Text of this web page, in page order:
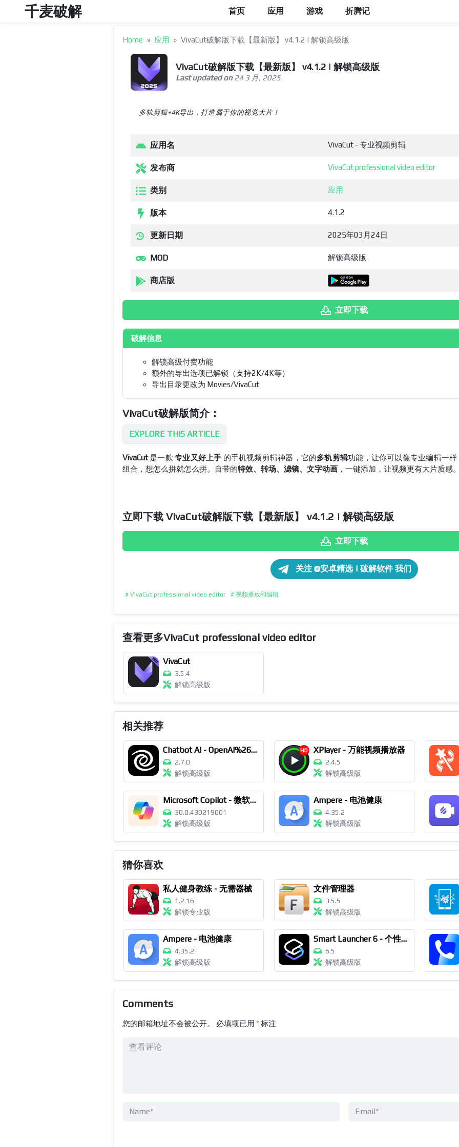
千麦破解 首页 应用 游戏 折腾记
Home 应用 VivaCut破解版下载【最新版】 v4.1.2 | 解锁高级版
VivaCut破解版下载【最新版】 v4.1.2 | 解锁高级版
Last updated on24 3 月, 2025
多轨剪辑+4K导出，打造属于你的视觉大片！
应用名 VivaCut - 专业视频剪辑
发布商 VivaCut professional video editor
类别 应用
版本 4.1.2
更新日期 2025年03月24日
MOD 解锁高级版
商店版
立即下载
破解信息
解锁高级付费功能
额外的导出选项已解锁（支持2K/4K等）
导出目录更改为 Movies/VivaCut
​​VivaCut破解版简介：
EXPLORE THIS ARTICLE
VivaCut是一款专业又好上手 的手机视频剪辑神器，它的多轨剪辑功能，让你可以像专业编辑一
组合，想怎么拼就怎么拼。自带的特效、转场、滤镜、文字动画 ，一键添加，让视频更有大片质感
立即下载 VivaCut破解版下载【最新版】 v4.1.2 | 解锁高级版
立即下载
关注 @安卓精选 | 破解软件 我们
# VivaCut professional video editor # 视频播放和编辑
查看更多VivaCut professional video editor
VivaCut
3.5.4
解锁高级版
相关推荐
Chatbot AI - OpenAI%26DeepSeek
2.7.0
解锁高级版
XPlayer - 万能视频播放器
2.4.5
解锁高级版
​​Microsoft Copilot - 微软AI助手
30.0.430219001
解锁高级版
Ampere - 电池健康
4.35.2
解锁高级版
猜你喜欢
私人健身教练 - 无需器械
1.2.16
解锁专业版
文件管理器
3.5.5
解锁高级版
Ampere - 电池健康
4.35.2
解锁高级版
Smart Launcher 6 - 个性化桌面
6.5
解锁高级版
Comments
您的邮箱地址不会被公开。 必填项已用 *标注